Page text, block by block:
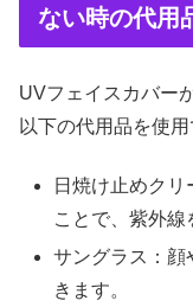
ない時の代用
UVフェイスカバー
以下の代用品を使用
日焼け止めク
ことで、紫外線
サングラス：顔
きます。